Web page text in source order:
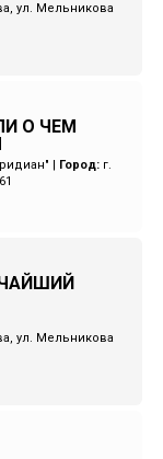
ул. Мельникова
О ЧЕМ
Город: г.
ул. Мельникова